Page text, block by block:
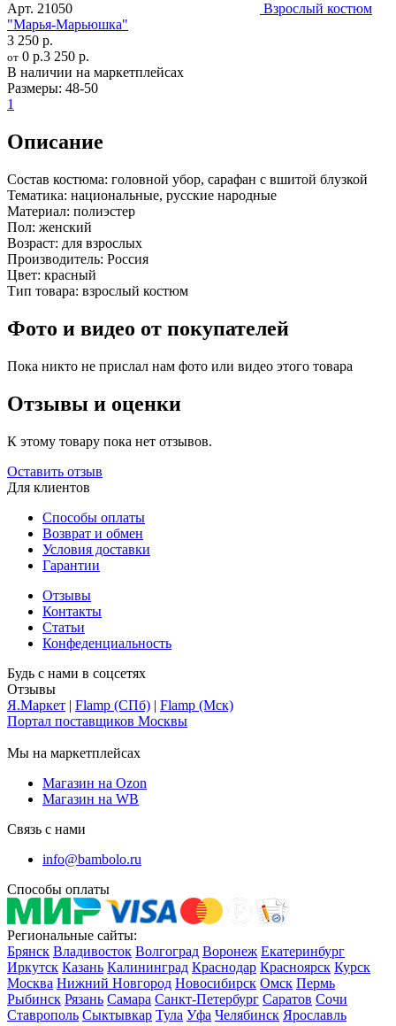
Арт. 21050
Взрослый костюм
"Марья-Марьюшка"
3 250 р.
от 0 р.3 250 р.
В наличии на маркетплейсах
Размеры: 48-50
1
Описание
Состав костюма: головной убор, сарафан с вшитой блузкой
Тематика: национальные, русские народные
Материал: полиэстер
Пол: женский
Возраст: для взрослых
Производитель: Россия
Цвет: красный
Тип товара: взрослый костюм
Фото и видео от покупателей
Пока никто не прислал нам фото или видео этого товара
Отзывы и оценки
К этому товару пока нет отзывов.
Оставить отзыв
Для клиентов
Способы оплаты
Возврат и обмен
Условия доставки
Гарантии
Отзывы
Контакты
Статьи
Конфеденциальность
Будь с нами в соцсетях
Отзывы
Я.Маркет | Flamp (СПб) | Flamp (Мск)
Портал поставщиков Москвы
Мы на маркетплейсах
Магазин на Ozon
Магазин на WB
Связь с нами
info@bambolo.ru
Способы оплаты
Региональные сайты:
Брянск Владивосток Волгоград Воронеж Екатеринбург
Иркутск Казань Калининград Краснодар Красноярск Курск
Москва Нижний Новгород Новосибирск Омск Пермь
Рыбинск Рязань Самара Санкт-Петербург Саратов Сочи
Ставрополь Сыктывкар Тула Уфа Челябинск Ярославль